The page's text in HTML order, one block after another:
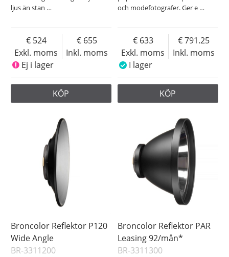
ljus än stan …
Exkl. moms
524
Inkl. moms
655
Ej i lager
KÖP
och modefotografer. Ger e …
Exkl. moms
633
Inkl. moms
791.25
I lager
KÖP
Broncolor Reflektor P120
Wide Angle
BR-3311200
Broncolor Reflektor PAR
Leasing 92/mån*
BR-3311300